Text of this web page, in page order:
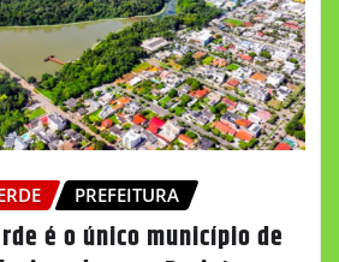
PREFEITURA
é o único município de